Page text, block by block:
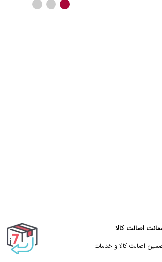
اصالت کالا
اصالت کالا و خدمات